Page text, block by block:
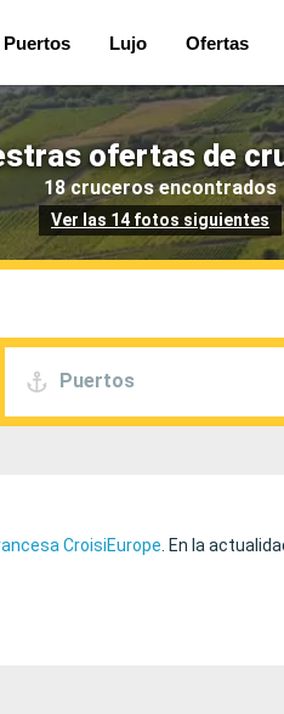
Puertos Lujo Ofertas
ofertas de
18 cruceros encontrados
Ver las 14 fotos siguientes
Puertos
CroisiEurope . En la